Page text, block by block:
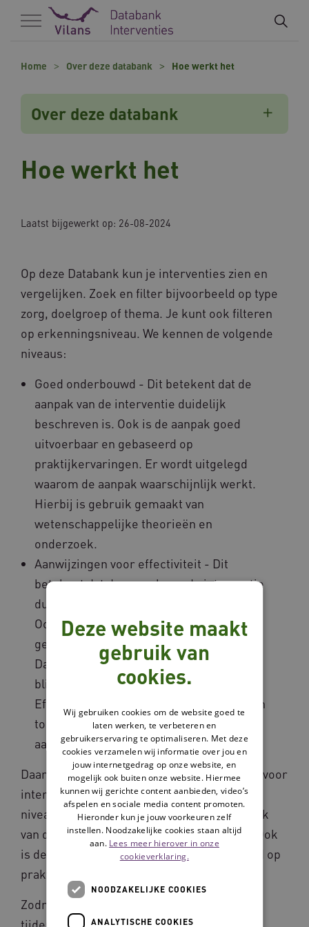
Naar hoofdinhoud
Naar footer
Home Over deze databank Hoe werkt het
Over deze databank
Hoe werkt het
Laatst bijgewerkt op: 26-08-2024
Op deze Databank kun je interventies zien en
vergelijken. Zoek en filter bijvoorbeeld op type
zorg, doelgroep of thema. Je kunt ook filteren
op erkenningsniveau. We kennen de volgende
niveaus:
Goed onderbouwd - Dit betekent dat de
aanpak van de interventie duidelijk
beschreven is. Ook is de aanpak goed
uitvoerbaar en gebaseerd op
praktijkervaringen. Er wordt uitgelegd
waarom de aanpak waarschijnlijk werkt.
Hierbij is gebruik gemaakt van
wetenschappelijke theorieën en
onderzoek.
Aanwijzingen voor effectiviteit - Dit
betekent dat de aanpak van de interventie
duidelijk beschreven en onderbouwd is.
Ook is de aanpak goed uitvoerbaar en
gebaseerd op praktijkervaringen.
Daarnaast betekent het dat uit onderzoek
blijkt dat de interventie effectief is.
Effectiviteit kan in verschillende mate zijn
toegekend (eerste, goede of sterke
aanwijzingen).
Daarnaast zijn we de pilot Goed beschreven voor
interventies in de ouderenzorg gestart. Dit
niveau van erkenning betekent dat de aanpak
van de interventie duidelijk beschreven is. Ook
is de aanpak goed uitvoerbaar en gebaseerd op
praktijkervaringen.
Zodra interventies op dit niveau zijn erkend
Deze website maakt
gebruik van
cookies.
Wij gebruiken cookies om de website goed te
laten werken, te verbeteren en
gebruikerservaring te optimaliseren. Met deze
cookies verzamelen wij informatie over jou en
jouw internetgedrag op onze website, en
mogelijk ook buiten onze website. Hiermee
kunnen wij gerichte content aanbieden, video’s
afspelen en sociale media content promoten.
Hieronder kun je jouw voorkeuren zelf
instellen. Noodzakelijke cookies staan altijd
aan. Lees meer hierover in onze
cookieverklaring.
NOODZAKELIJKE COOKIES
ANALYTISCHE COOKIES